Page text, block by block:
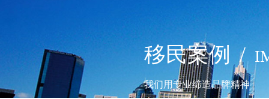
移民案例 /
我们用专业缔造品牌精神